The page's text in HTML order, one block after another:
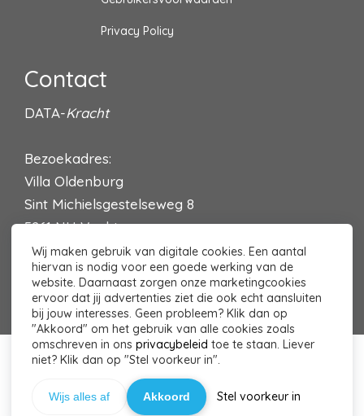
Privacy Policy
Contact
DATA-Kracht
Bezoekadres:
Villa Oldenburg
Sint Michielsgestelseweg 8
5261 NH Vught
Contact?Klik hier
© 2026 DATA-Kracht - Powered by
Stel Menus in in het Admin Paneel
Wij maken gebruik van digitale cookies. Een aantal
hiervan is nodig voor een goede werking van de
website. Daarnaast zorgen onze marketingcookies
ervoor dat jij advertenties ziet die ook echt aansluiten
bij jouw interesses. Geen probleem? Klik dan op
"Akkoord" om het gebruik van alle cookies zoals
omschreven in ons privacybeleid toe te staan. Liever
niet? Klik dan op "Stel voorkeur in".
Stel voorkeur in
Wijs alles af Akkoord